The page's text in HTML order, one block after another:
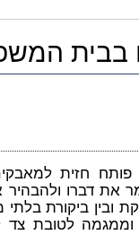
בבית
חזית
דברו ולהבהיר
ובין ביקורת
לטובת צד